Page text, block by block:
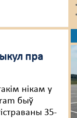
пра
нікам у
быў
35-